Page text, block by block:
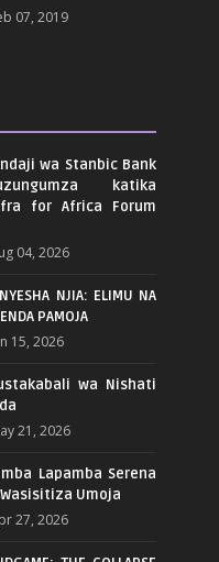
07, 2019
wa Stanbic Bank
katika
for Africa Forum
04, 2026
NJIA: ELIMU NA
PAMOJA
15, 2026
wa Nishati
21, 2026
Lapamba Serena
Umoja
27, 2026